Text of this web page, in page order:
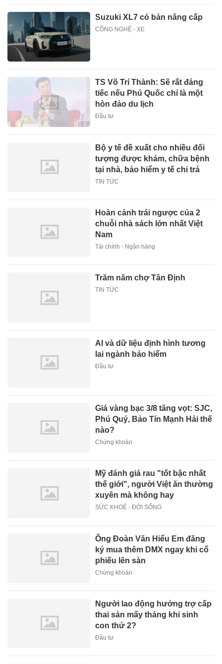
Suzuki XL7 có bản nâng cấp
CÔNG NGHỆ - XE
TS Võ Trí Thành: Sẽ rất đáng
tiếc nếu Phú Quốc chỉ là một
hòn đảo du lịch
Đầu tư
Bộ y tế đề xuất cho nhiều đối
tượng được khám, chữa bệnh
tại nhà, bảo hiểm y tế chi trả
TIN TỨC
Hoàn cảnh trái ngược của 2
chuỗi nhà sách lớn nhất Việt
Nam
Tài chính - Ngân hàng
Trăm năm chợ Tân Định
TIN TỨC
AI và dữ liệu định hình tương
lai ngành bảo hiểm
Đầu tư
Giá vàng bạc 3/8 tăng vọt: SJC,
Phú Quý, Bảo Tín Mạnh Hải thế
nào?
Chứng khoán
Mỹ đánh giá rau "tốt bậc nhất
thế giới", người Việt ăn thường
xuyên mà không hay
SỨC KHOẺ - ĐỜI SỐNG
Ông Đoàn Văn Hiểu Em đăng
ký mua thêm DMX ngay khi cổ
phiếu lên sàn
Chứng khoán
Người lao động hưởng trợ cấp
thai sản mấy tháng khi sinh
con thứ 2?
Đầu tư